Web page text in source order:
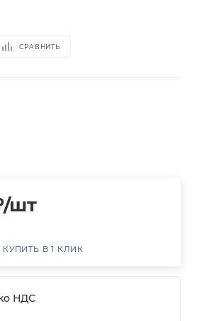
СРАВНИТЬ
/шт
КУПИТЬ В 1 КЛИК
НДС